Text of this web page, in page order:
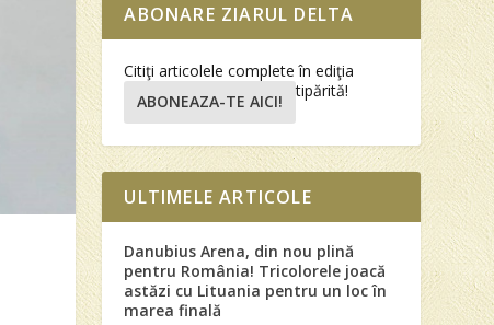
ABONARE ZIARUL DELTA
Citiţi articolele complete în ediţia
tipărită!
ABONEAZA-TE AICI!
ULTIMELE ARTICOLE
Danubius Arena, din nou plină
pentru România! Tricolorele joacă
astăzi cu Lituania pentru un loc în
marea finală